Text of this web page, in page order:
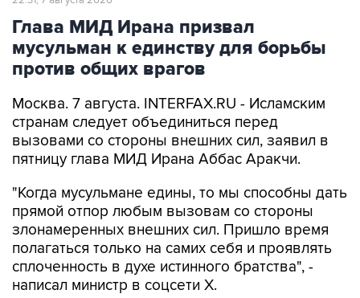
Глава МИД Ирана призвал
мусульман к единству для борьбы
против общих врагов
Москва. 7 августа. INTERFAX.RU - Исламским
странам следует объединиться перед
вызовами со стороны внешних сил, заявил в
пятницу глава МИД Ирана Аббас Аракчи.
"Когда мусульмане едины, то мы способны дать
прямой отпор любым вызовам со стороны
злонамеренных внешних сил. Пришло время
полагаться только на самих себя и проявлять
сплоченность в духе истинного братства", -
написал министр в соцсети Х.